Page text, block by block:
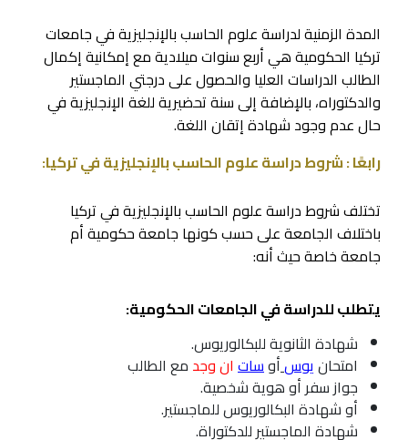
المدة الزمنية لدراسة علوم الحاسب بالإنجليزية في جامعات
تركيا الحكومية هي أربع سنوات ميلادية مع إمكانية إكمال
الطالب الدراسات العليا والحصول على درجتي الماجستير
والدكتوراه، بالإضافة إلى سنة تحضيرية للغة الإنجليزية في
حال عدم وجود شهادة إتقان اللغة.
رابعًا : شروط دراسة علوم الحاسب بالإنجليزية في تركيا:
تختلف شروط دراسة علوم الحاسب بالإنجليزية في تركيا
باختلاف الجامعة على حسب كونها جامعة حكومية أم
جامعة خاصة حيث أنه:
يتطلب للدراسة في الجامعات الحكومية:
شهادة الثانوية للبكالوريوس.
امتحانيوسأوسات ان وجد مع الطالب
جواز سفر أو هوية شخصية.
أو شهادة البكالوريوس للماجستير.
شهادة الماجستير للدكتوراة.